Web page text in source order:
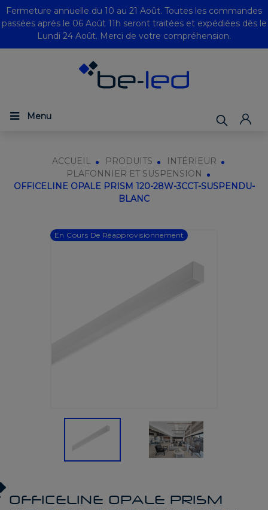
Fermeture annuelle du 10 au 21 Août. Toutes les commandes
passées après le 06 Août 11h seront traitées et expédiées dès le
Lundi 24 Août. Merci de votre compréhension.
Menu
ACCUEIL PRODUITS
INTÉRIEUR
PLAFONNIER ET SUSPENSION
OFFICELINE OPALE PRISM 120-28W-3CCT-SUSPENDU-
BLANC
En Cours De Réapprovisionnement
OFFICELINE OPALE PRISM